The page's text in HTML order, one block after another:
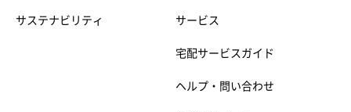
サステナビリティ サービス
宅配サービスガイド
ヘルプ・問い合わせ